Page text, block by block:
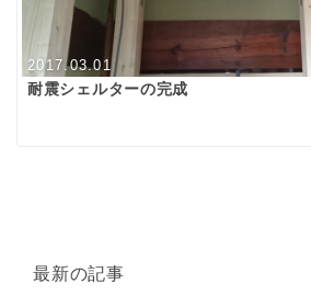
2017.03.01
耐震シェルターの完成
最新の記事